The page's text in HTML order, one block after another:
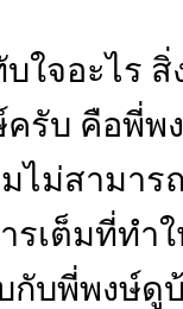
จอะไร สิ่
รับ คือพี่พ
ไม่สามา
รเต็มที่ทำ
กับพี่พงษ์ดู